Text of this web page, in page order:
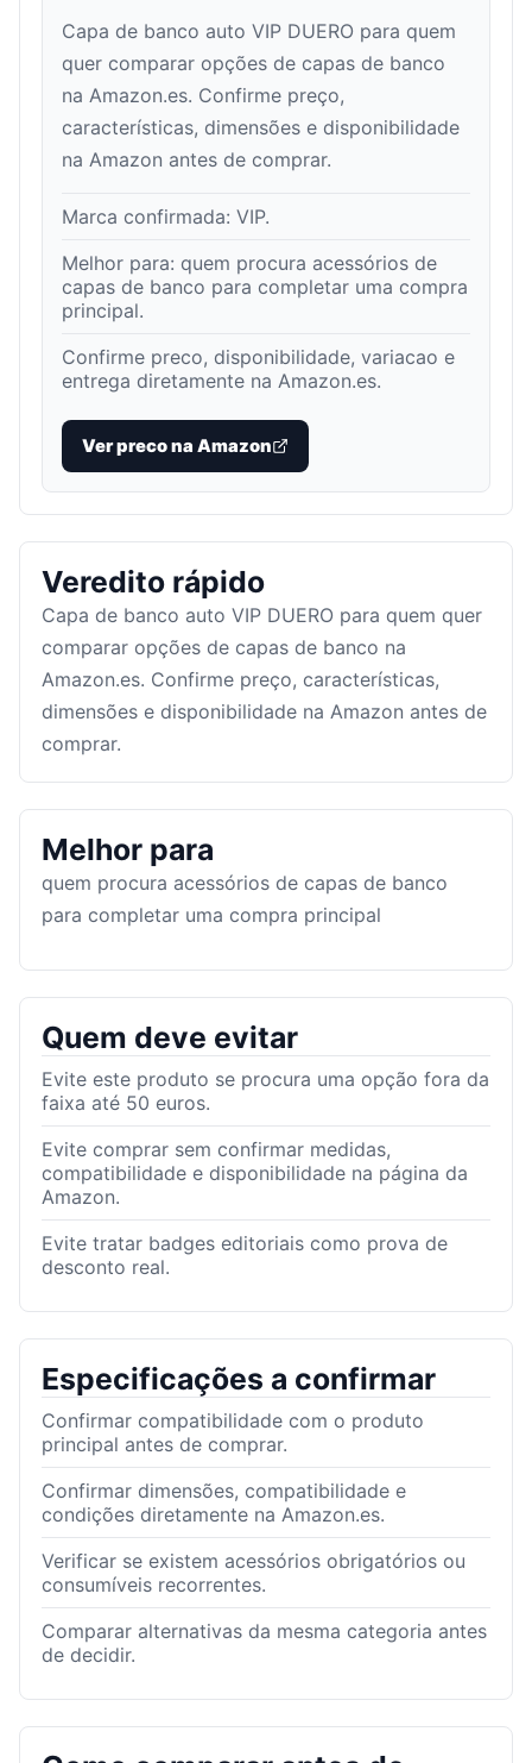
Capa de banco auto VIP DUERO para quem
quer comparar opções de capas de banco
na Amazon.es. Confirme preço,
características, dimensões e disponibilidade
na Amazon antes de comprar.
Marca confirmada: VIP.
Melhor para: quem procura acessórios de
capas de banco para completar uma compra
principal.
Confirme preco, disponibilidade, variacao e
entrega diretamente na Amazon.es.
Ver preco na Amazon
Veredito rápido
Capa de banco auto VIP DUERO para quem quer
comparar opções de capas de banco na
Amazon.es. Confirme preço, características,
dimensões e disponibilidade na Amazon antes de
comprar.
Melhor para
quem procura acessórios de capas de banco
para completar uma compra principal
Quem deve evitar
Evite este produto se procura uma opção fora da
faixa até 50 euros.
Evite comprar sem confirmar medidas,
compatibilidade e disponibilidade na página da
Amazon.
Evite tratar badges editoriais como prova de
desconto real.
Especificações a confirmar
Confirmar compatibilidade com o produto
principal antes de comprar.
Confirmar dimensões, compatibilidade e
condições diretamente na Amazon.es.
Verificar se existem acessórios obrigatórios ou
consumíveis recorrentes.
Comparar alternativas da mesma categoria antes
de decidir.